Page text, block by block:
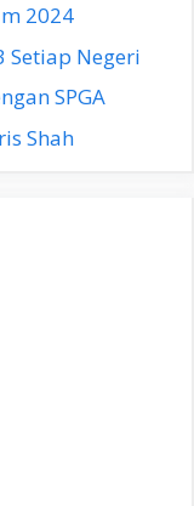
2024
Setiap Negeri
SPGA
Shah